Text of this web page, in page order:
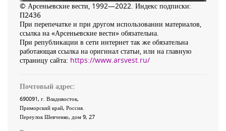
© Арсеньевские вести, 1992—2022. Индекс подписки:
П2436
При перепечатке и при другом использовании материалов,
ссылка на «Арсеньевские вести» обязательна.
При републикации в сети интернет так же обязательна
работающая ссылка на оригинал статьи, или на главную
страницу сайта: https://www.arsvest.ru/
Почтовый адрес:
690091, г. Владивосток,
Приморский край, Россия
Переулок Шевченко, дом 9, 27